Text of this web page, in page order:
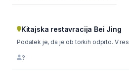
Kitajska restavracija Bei Jing
Podatek je, da je ob torkih odprto. V
?